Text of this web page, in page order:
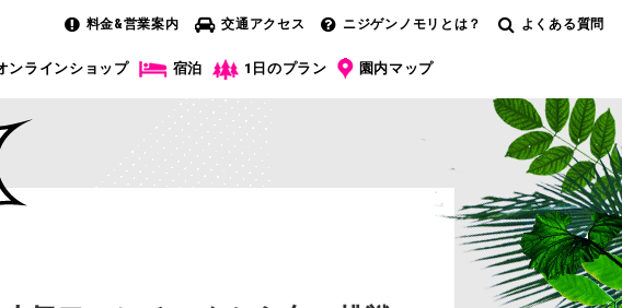
料金&営業案内 交通アクセス ニジゲンノモリとは？ よくある質問
ンラインショップ 宿泊 1日のプラン 園内マップ